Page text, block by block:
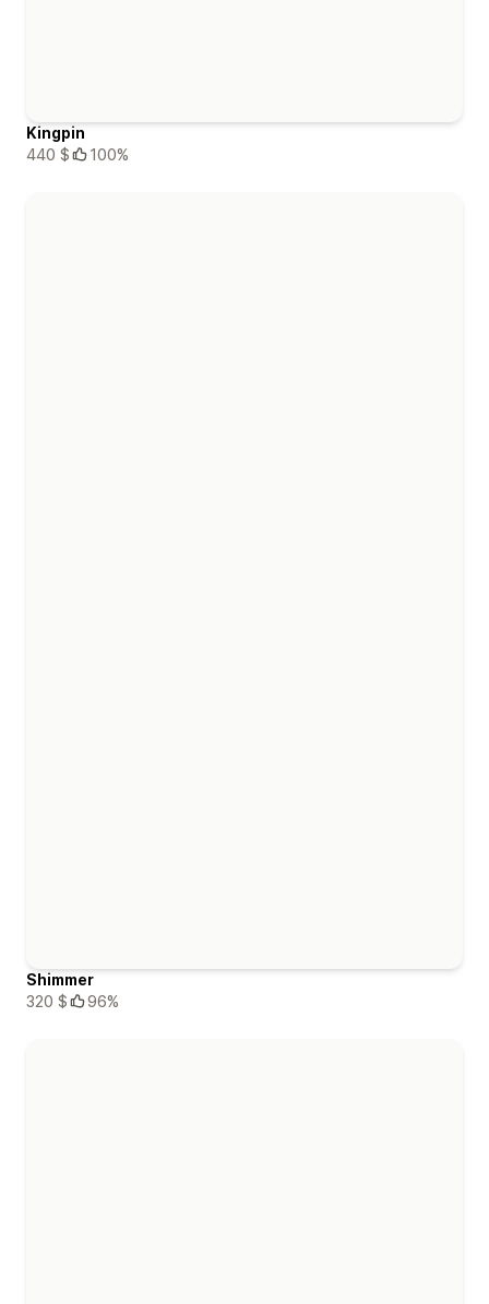
Kingpin
440 $
100%
Shimmer
320 $
96%